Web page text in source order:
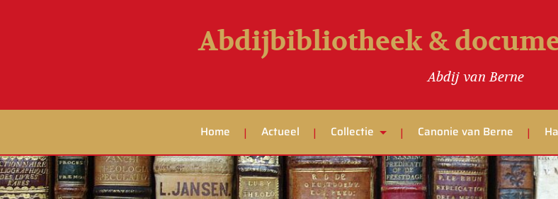
Abdijbibliotheek &
Abdij van Berne
Home Actueel Collectie Canonie van Berne